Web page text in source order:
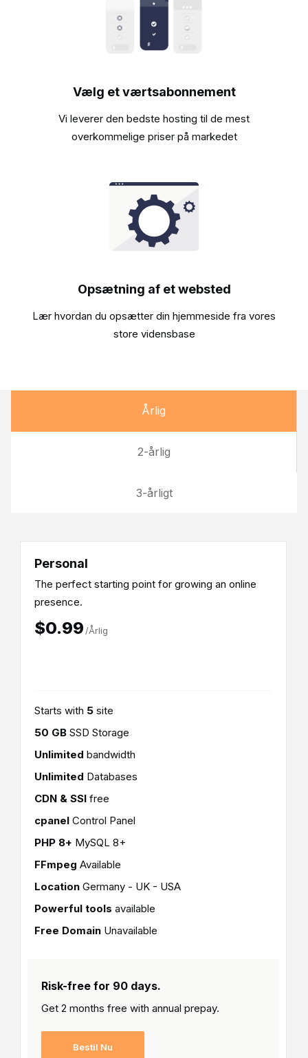
Vælg et værtsabonnement
Vi leverer den bedste hosting til de mest
overkommelige priser på markedet
Opsætning af et websted
Lær hvordan du opsætter din hjemmeside fra vores
store vidensbase
Årlig
2-årlig
3-årligt
Personal
The perfect starting point for growing an online
presence.
$0.99/Årlig
Starts with 5 site
50 GB SSD Storage
Unlimited bandwidth
Unlimited Databases
CDN & SSl free
cpanel Control Panel
PHP 8+ MySQL 8+
FFmpeg Available
Location Germany - UK - USA
Powerful tools available
Free Domain Unavailable
Risk-free for 90 days.
Get 2 months free with annual prepay.
Bestil Nu